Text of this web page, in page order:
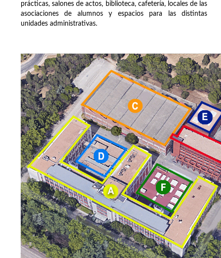
prácticas, salones de actos, biblioteca, cafetería, locales de las
asociaciones de alumnos y espacios para las distintas
unidades administrativas.